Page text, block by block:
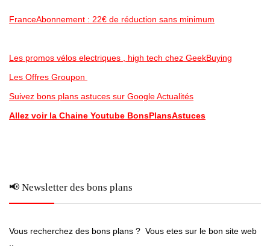
FranceAbonnement : 22€ de réduction sans minimum
Les promos vélos electriques , high tech chez GeekBuying
Les Offres Groupon
Suivez bons plans astuces sur Google Actualités
Allez voir la Chaine Youtube BonsPlansAstuces
📢 Newsletter des bons plans
Vous recherchez des bons plans ? Vous etes sur le bon site web